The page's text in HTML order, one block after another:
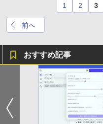
前へ
1 2 3
おすすめ記事